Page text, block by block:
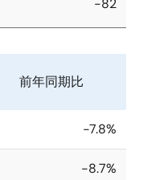
-82
前年同期比
-7.8%
-8.7%